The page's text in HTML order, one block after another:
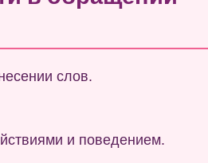
слов.
и поведением.